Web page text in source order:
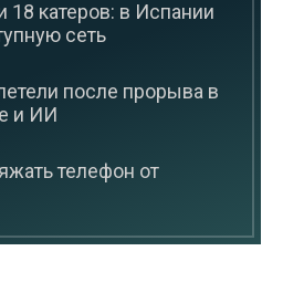
катеров: в Испании
сеть
после прорыва в
и ИИ
телефон от